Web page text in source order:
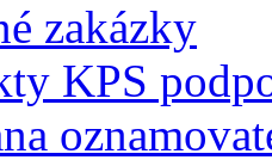
zakázky
KPS